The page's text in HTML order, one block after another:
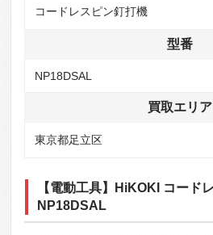
コードレスピン釘打機
型番
NP18DSAL
買取エリア
東京都足立区
【電動工具】HiKOKI コード
NP18DSAL